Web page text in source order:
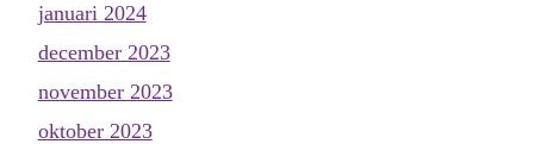
januari 2024
december 2023
november 2023
oktober 2023